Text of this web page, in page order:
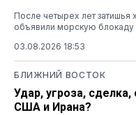
После четырех лет затишья
объявили морскую блокаду
03.08.2026 18:53
БЛИЖНИЙ ВОСТОК
Удар, угроза,
США и Ирана?